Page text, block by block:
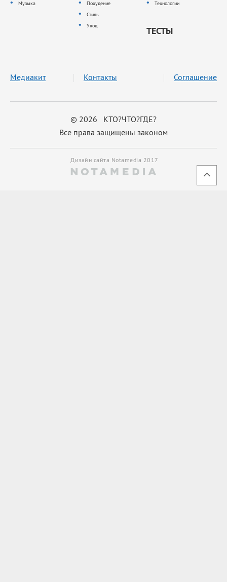
Музыка
Похудение
Стиль
Уход
Технологии
ТЕСТЫ
© 2026 КТО?ЧТО?ГДЕ?
Все права защищены законом
Медиакит Контакты Соглашение
Дизайн сайта Notamedia 2017